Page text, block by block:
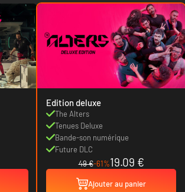
Edition deluxe
The Alters
Tenues Deluxe
Bande-son numérique
Future DLC
49 €-61%19.09 €
Ajouter au panier